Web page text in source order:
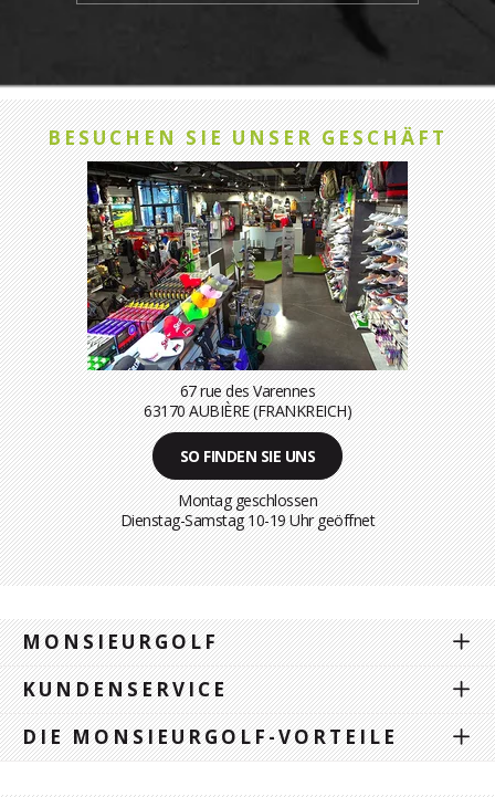
BESUCHEN SIE UNSER GESCHÄFT
67 rue des Varennes
63170 AUBIÈRE (FRANKREICH)
SO FINDEN SIE UNS
Montag geschlossen
Dienstag-Samstag 10-19 Uhr geöffnet
MONSIEURGOLF
KUNDENSERVICE
DIE MONSIEURGOLF-VORTEILE